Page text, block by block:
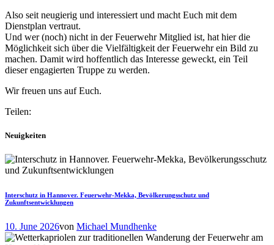
Also seit neugierig und interessiert und macht Euch mit dem
Dienstplan vertraut.
Und wer (noch) nicht in der Feuerwehr Mitglied ist, hat hier die
Möglichkeit sich über die Vielfältigkeit der Feuerwehr ein Bild zu
machen. Damit wird hoffentlich das Interesse geweckt, ein Teil
dieser engagierten Truppe zu werden.
Wir freuen uns auf Euch.
Teilen:
Neuigkeiten
Interschutz in Hannover. Feuerwehr-Mekka, Bevölkerungsschutz und
Zukunftsentwicklungen
10. June 2026von Michael Mundhenke